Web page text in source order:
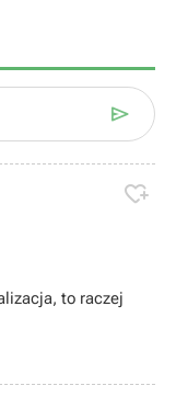


to raczej